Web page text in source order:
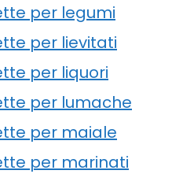
per legumi
per lievitati
per liquori
per lumache
per maiale
per marinati